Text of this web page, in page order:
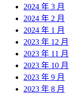
2024 年 3 月
2024 年 2 月
2024 年 1 月
2023 年 12 月
2023 年 11 月
2023 年 10 月
2023 年 9 月
2023 年 8 月